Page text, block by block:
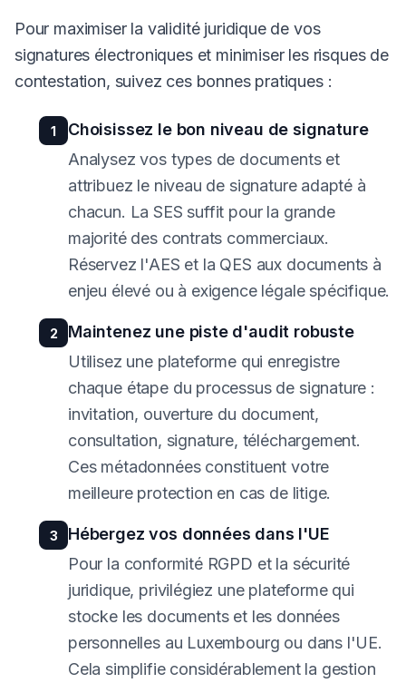
Pour maximiser la validité juridique de vos
signatures électroniques et minimiser les risques de
contestation, suivez ces bonnes pratiques :
1
Choisissez le bon niveau de signature
Analysez vos types de documents et
attribuez le niveau de signature adapté à
chacun. La SES suffit pour la grande
majorité des contrats commerciaux.
Réservez l'AES et la QES aux documents à
enjeu élevé ou à exigence légale spécifique.
2
Maintenez une piste d'audit robuste
Utilisez une plateforme qui enregistre
chaque étape du processus de signature :
invitation, ouverture du document,
consultation, signature, téléchargement.
Ces métadonnées constituent votre
meilleure protection en cas de litige.
3
Hébergez vos données dans l'UE
Pour la conformité RGPD et la sécurité
juridique, privilégiez une plateforme qui
stocke les documents et les données
personnelles au Luxembourg ou dans l'UE.
Cela simplifie considérablement la gestion